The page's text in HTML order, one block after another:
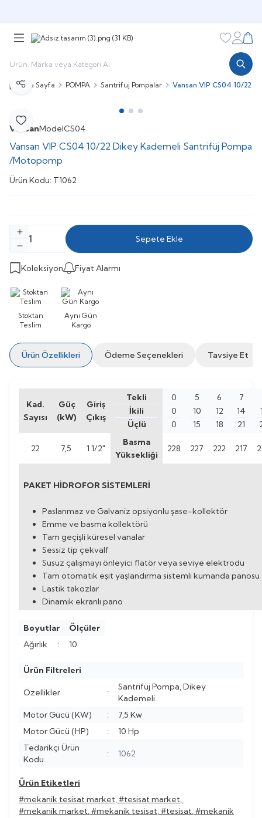
Favorilerim
Ana Sayfa POMPA Santrifüj Pompalar Vansan VIP CS04 10/22
Favoriye Ekle
Paylaş
VansanModelCS04
Vansan VIP CS04 10/22 Dikey Kademeli Santrifüj Pompa
/Motopomp
Ürün Kodu: T1062
Sepete Ekle
Koleksiyon Fiyat Alarmı
Stoktan
Teslim
Aynı Gün
Kargo
Ürün Özellikleri Ödeme Seçenekleri Tavsiye Et
Kad.
Sayısı
Güç
(kW)
Giriş
Çıkış
Tekli
İkili
Üçlü
0
0
0
5
10
15
6
12
18
7
14
21
22 7,5 1 1/2"
Basma
Yüksekliği
228 227 222 217
PAKET HİDROFOR SİSTEMLERİ
Paslanmaz ve Galvaniz opsiyonlu şase-kollektör
Emme ve basma kollektörü
Tam geçişli küresel vanalar
Sessiz tip çekvalf
Susuz çalışmayı önleyici flatör veya seviye elektrodu
Tam otomatik eşit yaşlandırma sistemli kumanda panosu
Lastik takozlar
Dinamik ekranlı pano
Boyutlar
Ölçüler
Ağırlık
: 10
Ürün Filtreleri
Özellikler :
Santrifüj Pompa, Dikey
Kademeli
Motor Gücü (KW)
:
7,5 Kw
Motor Gücü (HP)
:
10 Hp
Tedarikçi Ürün
Kodu
: 1062
Ürün Etiketleri
#mekanik tesisat market,#tesisat market,
#mekanik market,#mekanik tesisat,#tesisat,#mekanik